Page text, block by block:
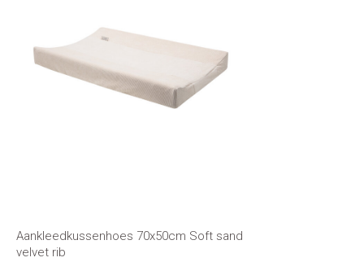
Aankleedkussenhoes 70x50cm Soft sand
velvet rib